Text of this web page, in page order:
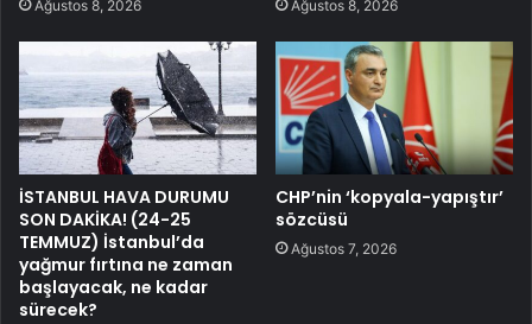
Ağustos 8, 2026 Ağustos 8, 2026
İSTANBUL HAVA DURUMU
SON DAKİKA! (24-25
TEMMUZ) İstanbul’da
yağmur fırtına ne zaman
başlayacak, ne kadar
sürecek?
CHP’nin ‘kopyala-yapıştır’
sözcüsü
Ağustos 7, 2026